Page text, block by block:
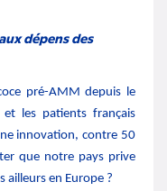
dépens des
pré-AMM depuis le
les patients français
innovation, contre 50
que notre pays prive
ailleurs en Europe ?